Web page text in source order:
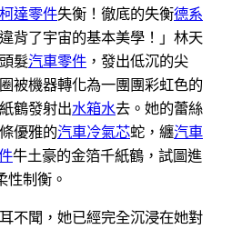
達零件失衡！徹底的失衡德系
違背了宇宙的基本美學！」林天
髮汽車零件 ，發出低沉的尖
圈被機器轉化為一團團彩虹色的
鶴發射出水箱水去。她的蕾絲
優雅的汽車冷氣芯蛇，纏汽車
牛土豪的金箔千紙鶴，試圖進
性制衡。
不聞，她已經完全沉浸在她對